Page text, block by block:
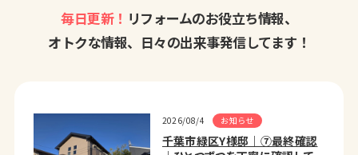
毎日更新！ リフォームのお役立ち情報、
オトクな情報、日々の出来事発信してます！
2026/08/4 お知らせ
千葉市緑区Y様邸｜⑦最終確認